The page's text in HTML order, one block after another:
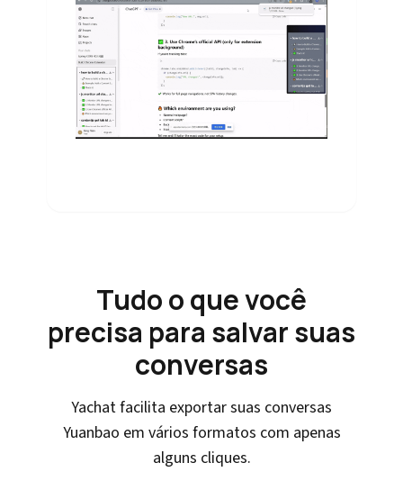
Tudo o que você
precisa para salvar suas
conversas
Yachat facilita exportar suas conversas
Yuanbao em vários formatos com apenas
alguns cliques.